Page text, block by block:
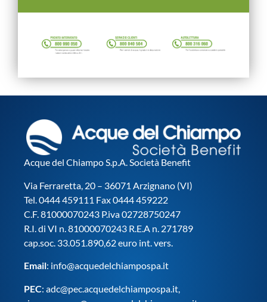
Acque del Chiampo S.p.A. Società Benefit
Via Ferraretta, 20 – 36071 Arzignano (VI)
Tel. 0444 459111 Fax 0444 459222
C.F. 81000070243 P.iva 02728750247
R.I. di VI n. 81000070243 R.E.A n. 271789
cap.soc. 33.051.890,62 euro int. vers.
Email: info@acquedelchiampospa.it
PEC: adc@pec.acquedelchiampospa.it